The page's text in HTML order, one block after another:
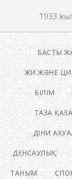
1933
БАСТЫ
ЖИ ЖӘНЕ
БІЛІМ
ТАЗА
ДІНИ
ДЕНСАУЛЫҚ
ТАНЫМ